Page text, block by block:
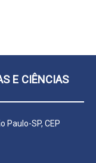
E CIÊNCIAS
Paulo-SP, CEP